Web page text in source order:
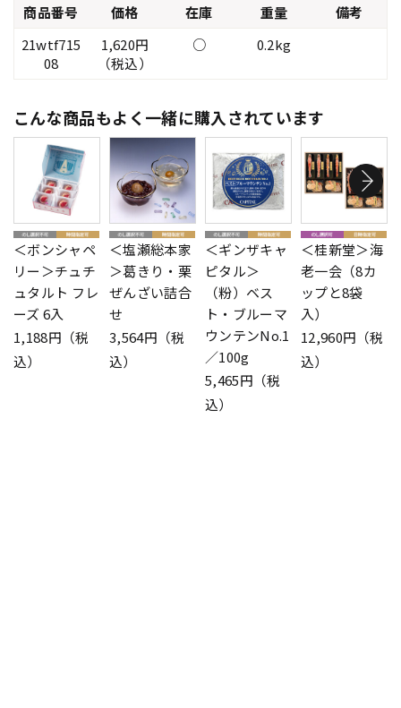
商品番号 価格 在庫 重量
備考
21wtf715
08
1,620円
（税込）
○ 0.2kg
こんな商品もよく一緒に購入されています
＜ボンシャペ
リー＞チュチ
ュタルト フレ
ーズ 6入
1,188円（税
込）
＜塩瀬総本家
＞葛きり・栗
ぜんざい詰合
せ
3,564円（税
込）
＜ギンザキャ
ピタル＞
（粉）ベス
ト・ブルーマ
ウンテンNo.1
／100g
5,465円（税
込）
＜桂新堂＞海
老一会（8カ
ップと8袋
入）
12,960円（税
込）